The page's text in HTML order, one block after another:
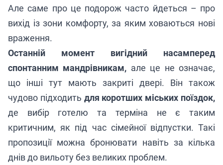
Але саме про це подорож часто йдеться – про
вихід із зони комфорту, за яким ховаються нові
враження.
Останній момент вигідний насамперед
спонтанним мандрівникам, але це не означає,
що інші тут мають закриті двері. Він також
чудово підходить для коротших міських поїздок,
де вибір готелю та терміна не є таким
критичним, як під час сімейної відпустки. Такі
пропозиції можна бронювати навіть за кілька
днів до вильоту без великих проблем.